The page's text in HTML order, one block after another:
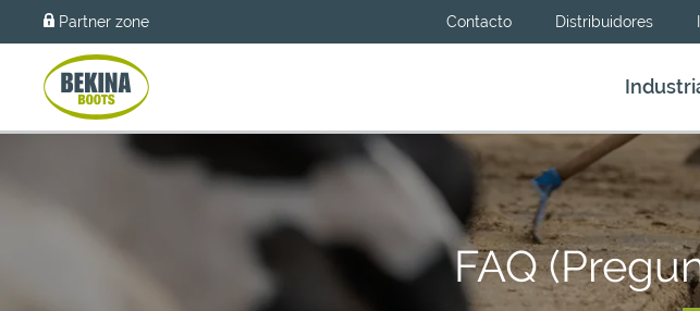
Partner zone Contacto Distribuidores
FAQ